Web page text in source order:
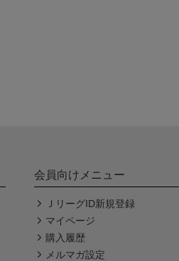
会員向けメニュー
ＪリーグID新規登録
マイページ
購入履歴
メルマガ設定